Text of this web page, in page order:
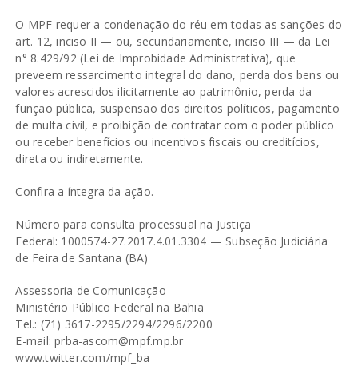
O MPF requer a condenação do réu em todas as sanções do
art. 12, inciso II — ou, secundariamente, inciso III — da Lei
n° 8.429/92(Lei de Improbidade Administrativa), que
preveem ressarcimento integral do dano, perda dos bens ou
valores acrescidos ilicitamente ao patrimônio, perda da
função pública, suspensão dos direitos políticos, pagamento
de multa civil, e proibição de contratar com o poder público
ou receber benefícios ou incentivos fiscais ou creditícios,
direta ou indiretamente.
Confira a íntegra da ação.
Número para consulta processual na Justiça
Federal: 1000574-27.2017.4.01.3304 — Subseção Judiciária
de Feira de Santana (BA)
Assessoria de Comunicação
Ministério Público Federal na Bahia
Tel.: (71) 3617-2295/2294/2296/2200
E-mail: prba-ascom@mpf.mp.br
www.twitter.com/mpf_ba